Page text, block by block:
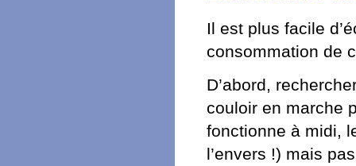
Il est plus facile
consommation de
D’abord,
couloir en marche
fonctionne à midi,
l’envers !) mais